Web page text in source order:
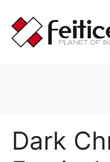
contenido
Dark